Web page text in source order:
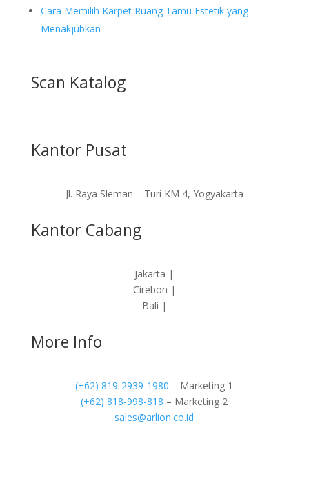
Cara Memilih Karpet Ruang Tamu Estetik yang
Menakjubkan
Scan Katalog
Kantor Pusat
Jl. Raya Sleman – Turi KM 4, Yogyakarta
Kantor Cabang
Jakarta |
Cirebon |
Bali |
More Info
(+62) 819-2939-1980 – Marketing 1
(+62) 818-998-818 – Marketing 2
sales@arlion.co.id